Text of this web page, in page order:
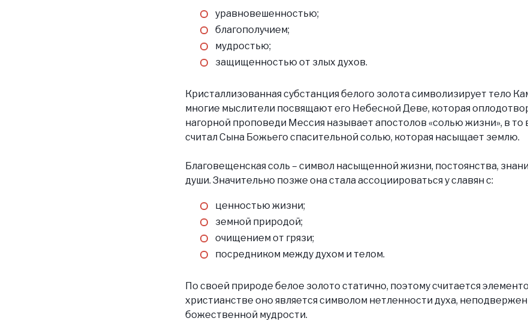
уравновешенностью;
благополучием;
мудростью;
защищенностью от злых духов.
Кристаллизованная субстанция белого золота символизирует тело
многие мыслители посвящают его Небесной Деве, которая
нагорной проповеди Мессия называет апостолов «солью жизни», в
считал Сына Божьего спасительной солью, которая насыщает землю.
Благовещенская соль – символ насыщенной жизни, постоянства,
души. Значительно позже она стала ассоциироваться у славян с:
ценностью жизни;
земной природой;
очищением от грязи;
посредником между духом и телом.
По своей природе белое золото статично, поэтому считается
христианстве оно является символом нетленности духа,
божественной мудрости.